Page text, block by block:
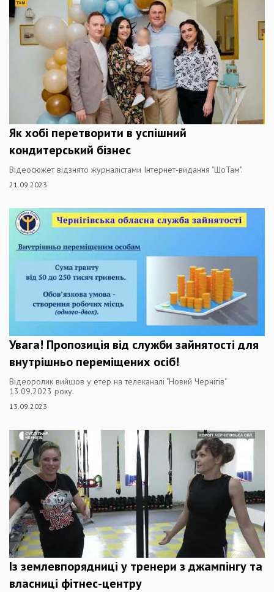
Як хобі перетворити в успішний
кондитерський бізнес
Відеосюжет відзнято журналістами Інтернет-видання "ШоТам".
21.09.2023
Увага! Пропозиція від служби зайнятості для
внутрішньо переміщених осіб!
Відеоролик вийшов у етер на телеканалі "Новий Чернігів"
13.09.2023 року.
13.09.2023
Із землевпорядниці у тренери з джампінгу та
власниці фітнес-центру